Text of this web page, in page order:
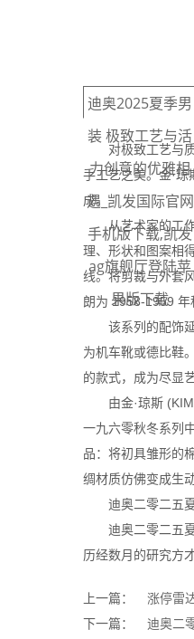
迪奥2025夏季男
装 极致工艺与活
力创意的优雅相
遇_凯发国际官网
手机版下载,凯发
ag旗舰厅登陆苹
果版下载
对极致工艺与质
手工艺之美。金·
成。
从艺术家的工作
理、形状和图案相
线。将剪裁与外套
朗为 1958-1959
该系列的配饰延
为机车靴或德比鞋
的款式，成为尽显
由金·琼斯 (KIM
一九六零秋冬系列
品：将初具雏形的
绸材质仿佛变成生
迪奥二零二五夏
迪奥二零二五夏
历经数月的研究方
上一篇：
涨停雷
下一篇：
迪奥二